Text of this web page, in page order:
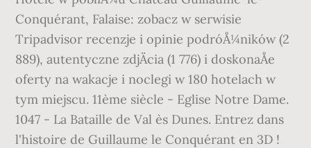
Conquérant, Falaise: zobacz w serwisie
Tripadvisor recenzje i opinie podróÅ¼ników (2
889), autentyczne zdjÄcia (1 776) i doskonaÅe
oferty na wakacje i noclegi w 180 hotelach w
tym miejscu. 11ème siècle - Eglise Notre Dame.
1047 - La Bataille de Val ès Dunes. Entrez dans
l'histoire de Guillaume le Conquérant en 3D !